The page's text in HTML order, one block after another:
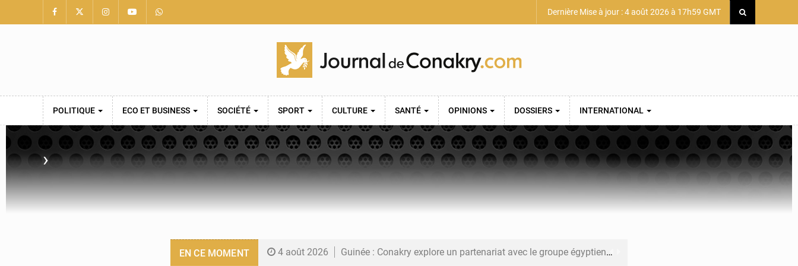
Dernière Mise à jour : 4 août 2026 à 17h59 GMT
POLITIQUE ECO ET BUSINESS SOCIÉTÉ SPORT CULTURE SANTÉ OPINIONS DOSSIERS INTERNATIONAL
›
EN CE MOMENT 4 août 2026 Guinée : Conakry explore un partenariat avec le groupe égyptien The Arab Contractors pour accélérer ses grands projets